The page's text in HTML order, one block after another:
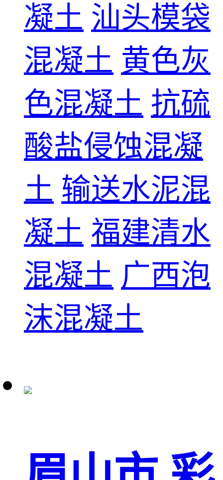
凝土 汕头模袋
混凝土 黄色灰
色混凝土 抗硫
酸盐侵蚀混凝
土 输送水泥混
凝土 福建清水
混凝土 广西泡
沫混凝土